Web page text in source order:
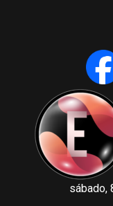
sábado,